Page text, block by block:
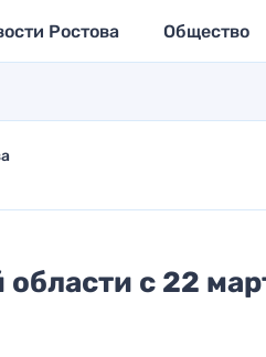
Ростова Общество
области с 22